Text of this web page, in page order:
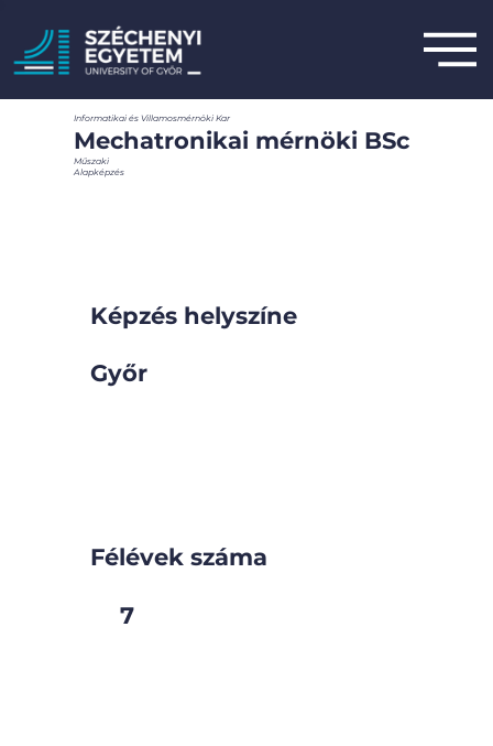
Mechatronikai mérnöki BSc
Műszaki
Alapképzés
Informatikai és Villamosmérnöki Kar
Képzés helyszíne
Győr
Félévek száma
7